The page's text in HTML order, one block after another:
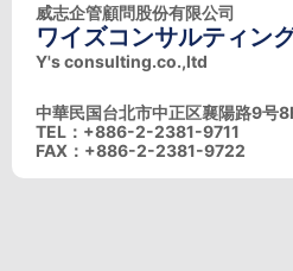
威志企管顧問股份有限公司
ワイズコンサルティン
Y's consulting.co.,ltd
中華民国台北市中正区襄陽路9号
TEL：+886-2-2381-9711
FAX：+886-2-2381-9722